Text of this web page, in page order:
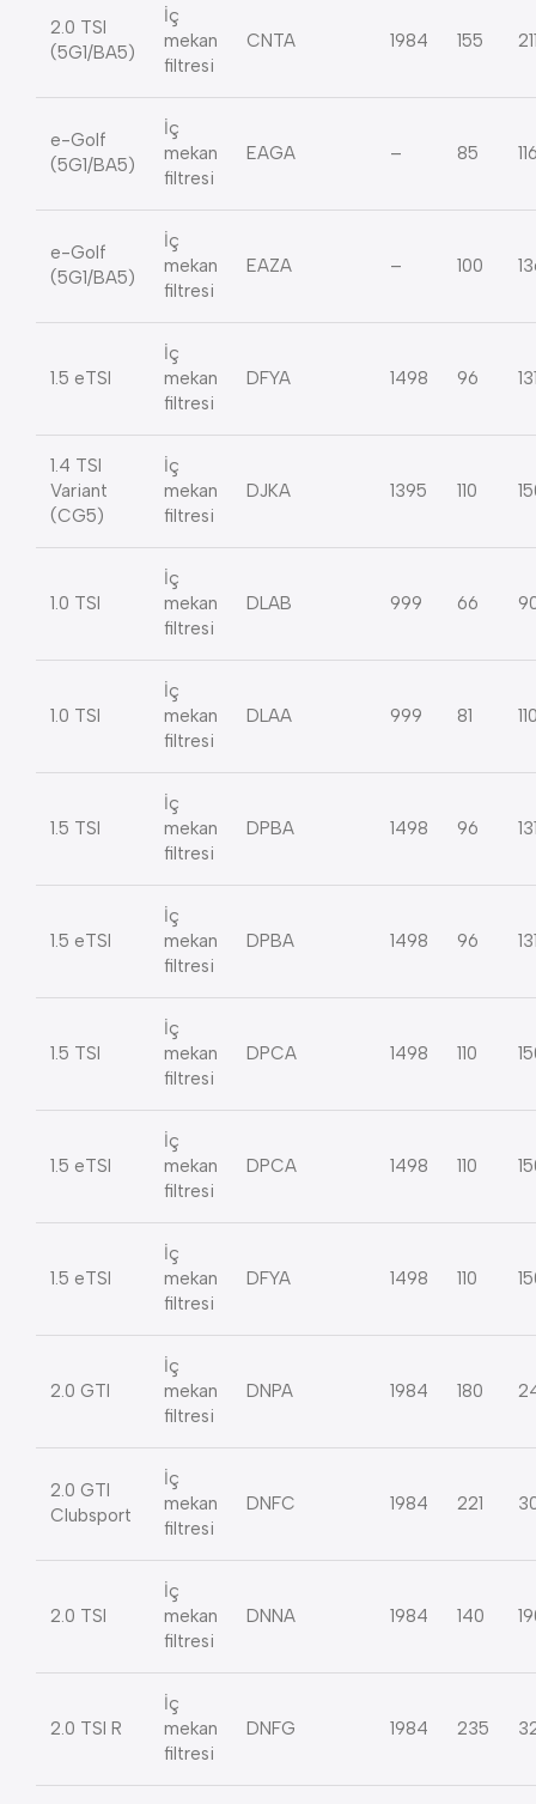
2.0 TSI
(5G1/BA5)
İç
mekan
filtresi
CNTA 1984 155
e-Golf
(5G1/BA5)
İç
mekan
filtresi
EAGA – 85
e-Golf
(5G1/BA5)
İç
mekan
filtresi
EAZA – 100
1.5 eTSI
İç
mekan
filtresi
DFYA 1498 96
1.4 TSI
Variant
(CG5)
İç
mekan
filtresi
DJKA 1395 110
1.0 TSI
İç
mekan
filtresi
DLAB 999 66
1.0 TSI
İç
mekan
filtresi
DLAA 999 81
1.5 TSI
İç
mekan
filtresi
DPBA 1498 96
1.5 eTSI
İç
mekan
filtresi
DPBA 1498 96
1.5 TSI
İç
mekan
filtresi
DPCA 1498 110
1.5 eTSI
İç
mekan
filtresi
DPCA 1498 110
1.5 eTSI
İç
mekan
filtresi
DFYA 1498 110
2.0 GTI
İç
mekan
filtresi
DNPA 1984 180
2.0 GTI
Clubsport
İç
mekan
filtresi
DNFC 1984 221
2.0 TSI
İç
mekan
filtresi
DNNA 1984 140
2.0 TSI R
İç
mekan
filtresi
DNFG 1984 235